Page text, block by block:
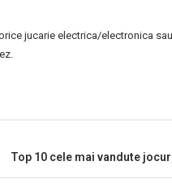
jucarie electrica/electronica
Top 10 cele mai vandute